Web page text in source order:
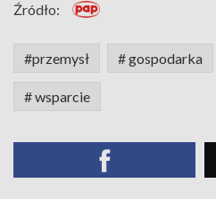
Źródło:
#przemysł # gospodarka
# wsparcie